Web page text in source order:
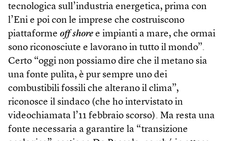
tecnologica sull’industria energetica, prima con
l’Eni e poi con le imprese che costruiscono
piattaforme off shore e impianti a mare, che ormai
sono riconosciute e lavorano in tutto il mondo”.
Certo “oggi non possiamo dire che il metano sia
una fonte pulita, è pur sempre uno dei
combustibili fossili che alterano il clima”,
riconosce il sindaco (che ho intervistato in
videochiamata l’11 febbraio scorso). Ma resta una
fonte necessaria a garantire la “transizione